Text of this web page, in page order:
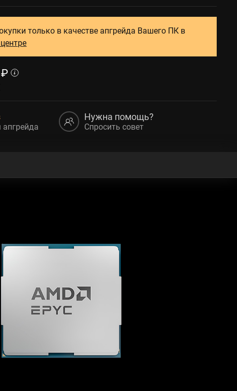
только в качестве апгрейда Вашего ПК в
₽
Нужна помощь?
Спросить совет